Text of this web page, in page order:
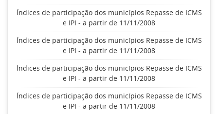
Índices de participação dos municípios Repasse de ICMS
e IPI - a partir de 11/11/2008
Índices de participação dos municípios Repasse de ICMS
e IPI - a partir de 11/11/2008
Índices de participação dos municípios Repasse de ICMS
e IPI - a partir de 11/11/2008
Índices de participação dos municípios Repasse de ICMS
e IPI - a partir de 11/11/2008